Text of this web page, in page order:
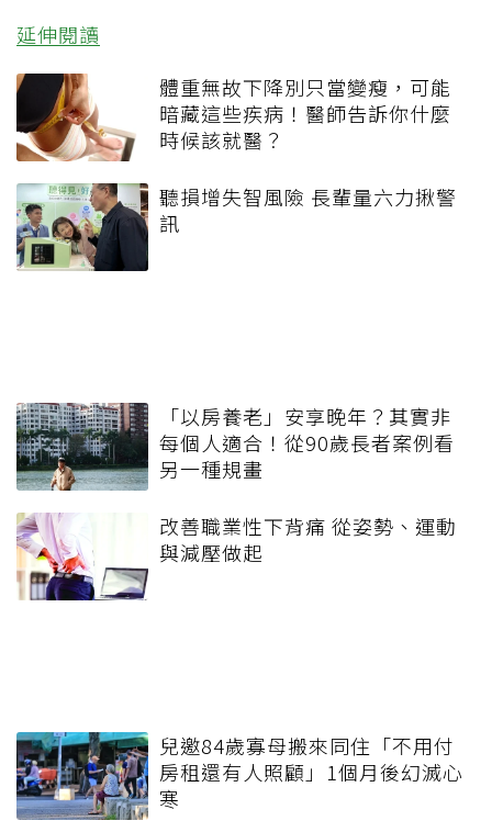
延伸閱讀
體重無故下降別只當變瘦，可能
暗藏這些疾病！醫師告訴你什麼
時候該就醫？
聽損增失智風險 長輩量六力揪警
訊
「以房養老」安享晚年？其實非
每個人適合！從90歲長者案例看
另一種規畫
改善職業性下背痛 從姿勢、運動
與減壓做起
兒邀84歲寡母搬來同住「不用付
房租還有人照顧」1個月後幻滅心
寒